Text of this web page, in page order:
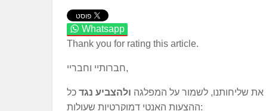
Whatsapp
Thank you for rating this article.
חברותיי וחבריי,
את שליחותנו, לשמור על המפלגה ולהצביע נגד כל
ההצעות האנטי דמוקרטיות שעולות: